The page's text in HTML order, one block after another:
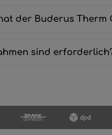
der Buderus Therm
sind